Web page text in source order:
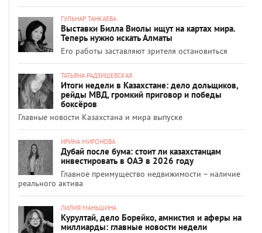
ГУЛЬНАР ТАНКАЕВА
Выставки Билла Виолы ищут на картах мира.
Теперь нужно искать Алматы
Его работы заставляют зрителя остановиться
ТАТЬЯНА РАДЗИШЕВСКАЯ
Итоги недели в Казахстане: дело дольщиков,
рейды МВД, громкий приговор и победы
боксёров
Главные новости Казахстана и мира выпуске
ИРИНА МИРОНОВА
Дубай после бума: стоит ли казахстанцам
инвестировать в ОАЭ в 2026 году
Главное преимущество недвижимости – наличие
реального актива
ЛИЛИЯ МАНЬШИНА
Курултай, дело Борейко, амнистия и аферы на
миллиарды: главные новости недели